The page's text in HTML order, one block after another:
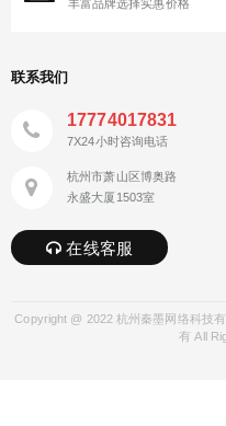
丰富品牌选择实惠价格
联系我们
17774017831
7X24小时咨询电话
杭州市萧山区博奥路
永盛大厦1503室
在线客服
Copyright @ 2022 杭州秦墨网络科技
有 All